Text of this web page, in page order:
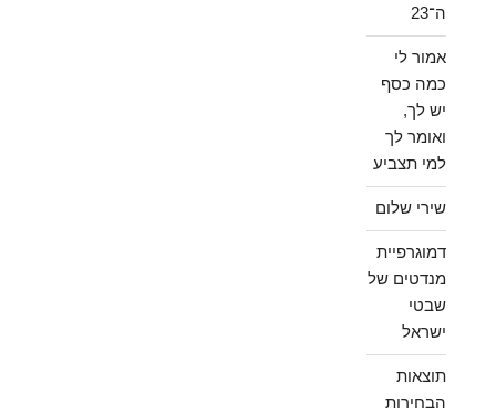
ה־23
אמור לי
כמה כסף
יש לך,
ואומר לך
למי תצביע
שירי שלום
דמוגרפיית
מנדטים של
שבטי
ישראל
תוצאות
הבחירות